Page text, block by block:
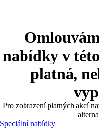
nabídky v
platná,
Pro zobrazení platných akcí
Speciální nabídky